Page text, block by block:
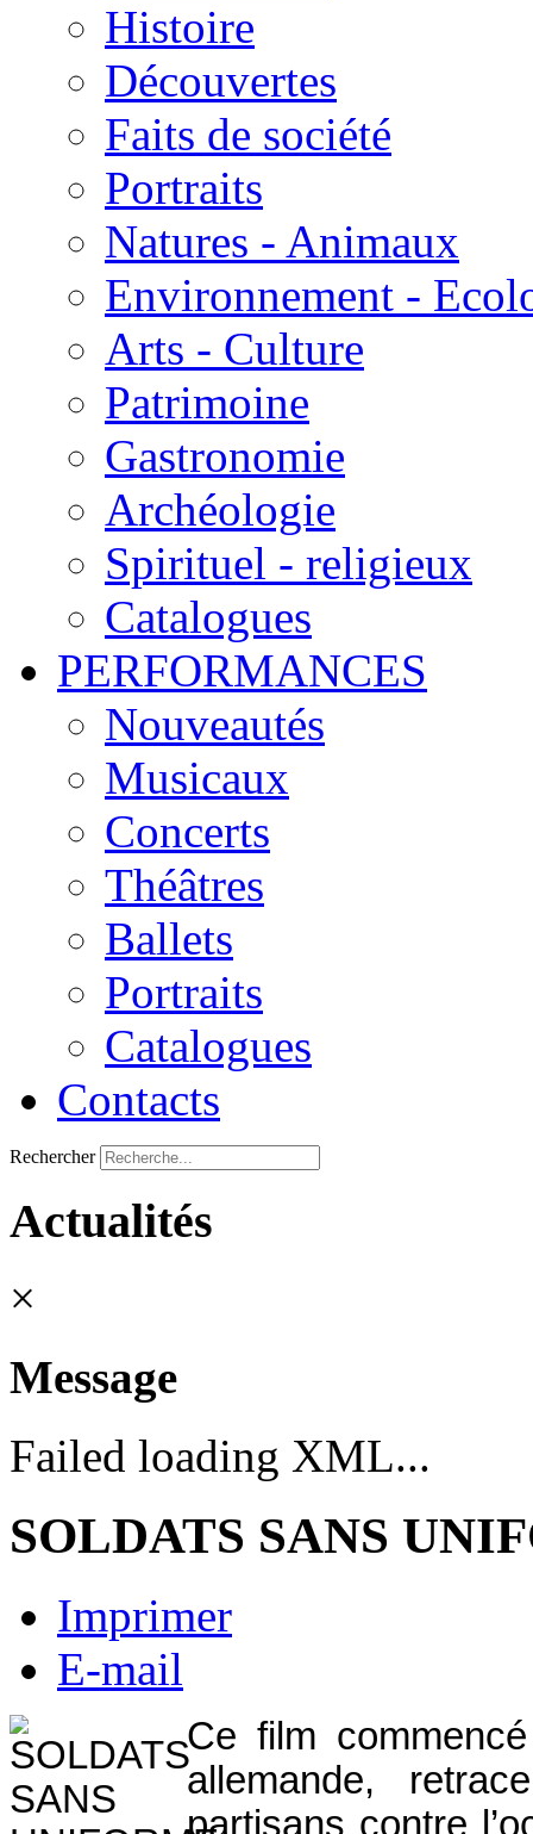
Histoire
Découvertes
Faits de société
Portraits
Natures - Animaux
Environnement -
Arts - Culture
Patrimoine
Gastronomie
Archéologie
Spirituel - religieux
Catalogues
PERFORMANCES
Nouveautés
Musicaux
Concerts
Théâtres
Ballets
Portraits
Catalogues
Contacts
Rechercher
Actualités
×
Message
Failed loading XML...
SOLDATS SANS
Imprimer
E-mail
Ce film
allemande,
partisans contre